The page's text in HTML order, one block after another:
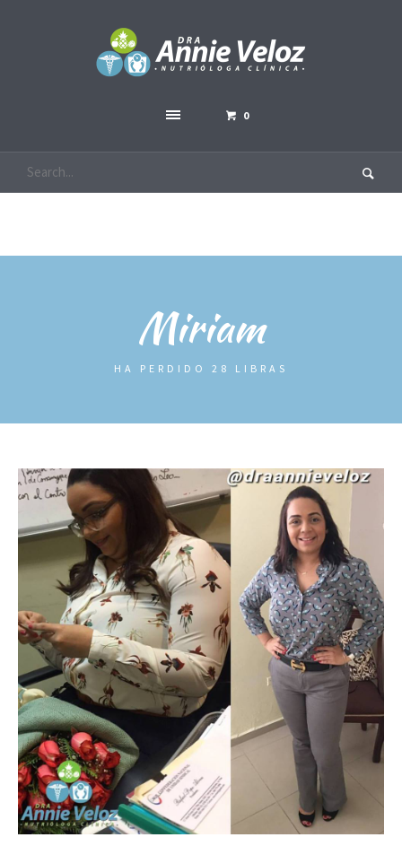
0
Miriam
HA PERDIDO 28 LIBRAS